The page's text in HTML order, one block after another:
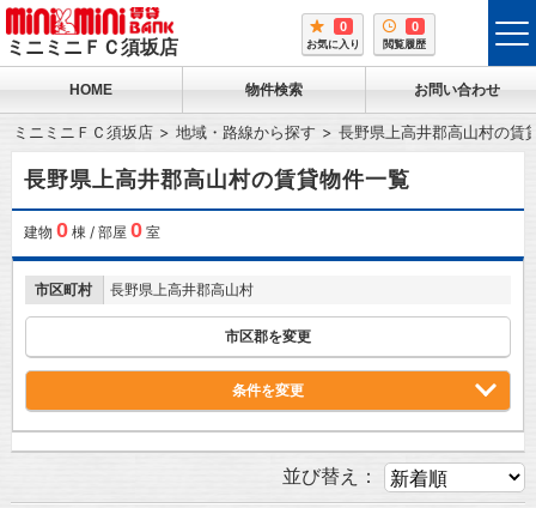
ミニミニＦＣ須坂店
0
お気に入り
0
閲覧履歴
HOME 物件検索 お問い合わせ
ミニミニＦＣ須坂店 地域・路線から探す 長野県上高井郡高山村の賃
長野県上高井郡高山村の賃貸物件一覧
建物 0棟 / 部屋 0室
市区町村 長野県上高井郡高山村
市区郡を変更
条件を変更
並び替え：